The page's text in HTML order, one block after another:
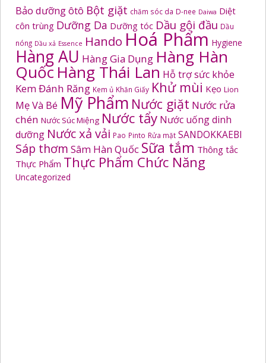
Bảo dưỡng ôtô Bột giặt chăm sóc da D-nee Daiwa Diệt
côn trùng Dưỡng Da Dưỡng tóc Dầu gội đầu Dầu
nóng Dầu xả Essence Hando Hoá Phẩm Hygiene
Hàng AU Hàng Gia Dụng Hàng Hàn
Quốc Hàng Thái Lan Hỗ trợ sức khỏe
Kem Đánh Răng Kem ủ Khăn Giấy Khử mùi Kẹo Lion
Mẹ Và Bé Mỹ Phẩm Nước giặt Nước rửa
chén Nước Súc Miệng Nước tẩy Nước uống dinh
dưỡng Nước xả vải Pao Pinto Rửa mặt SANDOKKAEBI
Sáp thơm Sâm Hàn Quốc Sữa tắm Thông tắc
Thực Phẩm Thực Phẩm Chức Năng
Uncategorized